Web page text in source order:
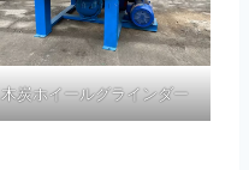
木炭ホイールグラインダー